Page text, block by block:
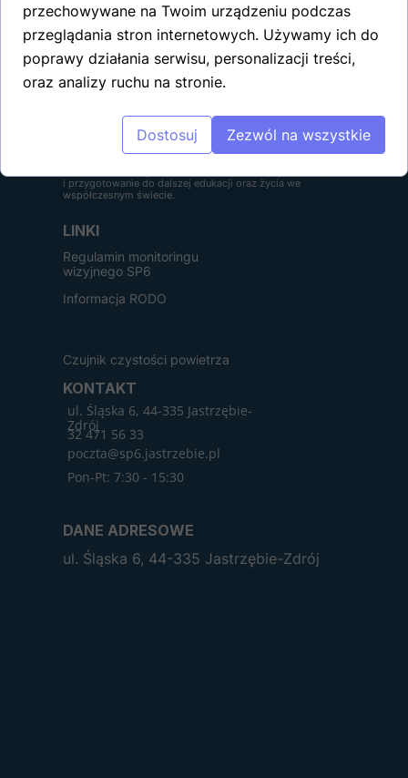
Pon-Pt: 7:30 - 15:30
poczta@sp6.jastrzebie.pl
32 471 56 33
ul. Śląska 6, 44-335 Jastrzębie-
Zdrój
ul. Śląska 6, 44-335 Jastrzębie-Zdrój
DANE ADRESOWE
LINKI
KONTAKT
Czujnik czystości powietrza
Informacja RODO
Regulamin monitoringu
wizyjnego SP6
placówka, w której uczniowie rozwijają swoje talenty,
zdobywają wiedzę i kształtują postawy oparte na szacunku,
i przygotowanie do dalszej edukacji oraz życia we
współczesnym świecie.
przechowywane na Twoim urządzeniu podczas
przeglądania stron internetowych. Używamy ich do
poprawy działania serwisu, personalizacji treści,
oraz analizy ruchu na stronie.
Dostosuj Zezwól na wszystkie